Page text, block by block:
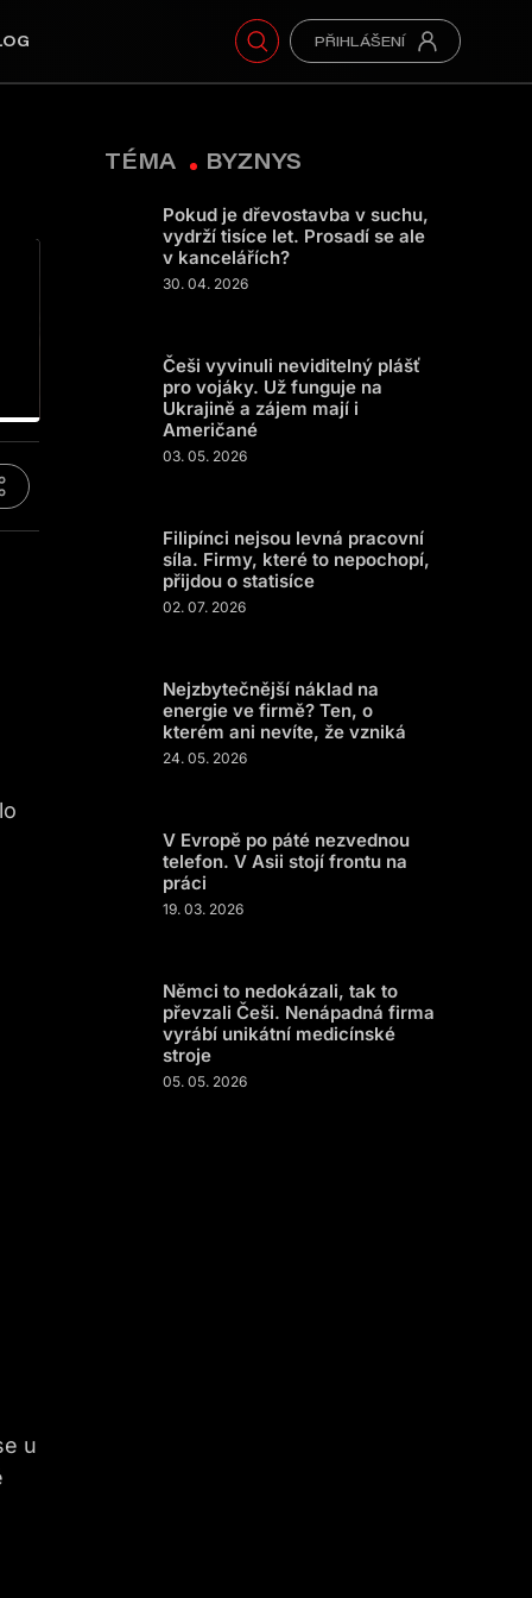
u
TÉMA BYZNYS
Pokud je dřevostavba v suchu,
vydrží tisíce let. Prosadí se ale
v kancelářích?
30. 04. 2026
Češi vyvinuli neviditelný plášť
pro vojáky. Už funguje na
Ukrajině a zájem mají i
Američané
03. 05. 2026
Filipínci nejsou levná pracovní
síla. Firmy, které to nepochopí,
přijdou o statisíce
02. 07. 2026
Nejzbytečnější náklad na
energie ve firmě? Ten, o
kterém ani nevíte, že vzniká
24. 05. 2026
V Evropě po páté nezvednou
telefon. V Asii stojí frontu na
práci
19. 03. 2026
Němci to nedokázali, tak to
převzali Češi. Nenápadná firma
vyrábí unikátní medicínské
stroje
05. 05. 2026